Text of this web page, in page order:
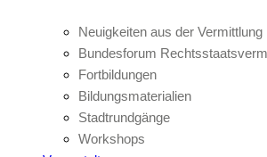
Neuigkeiten aus der Vermittlung
Bundesforum
Fortbildungen
Bildungsmaterialien
Stadtrundgänge
Workshops